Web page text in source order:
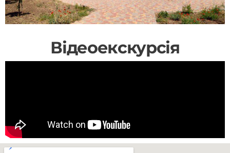
Відеоекскурсія